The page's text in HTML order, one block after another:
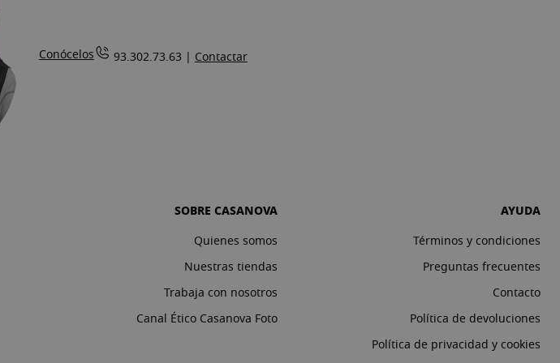
Conócelos 93.302.73.63 | Contactar
SOBRE CASANOVA
Quienes somos
Nuestras tiendas
Trabaja con nosotros
Canal Ético Casanova Foto
AYUDA
Términos y condiciones
Preguntas frecuentes
Contacto
Política de devoluciones
Política de privacidad y cookies